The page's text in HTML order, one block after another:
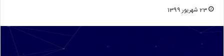
23 شهریور 1399